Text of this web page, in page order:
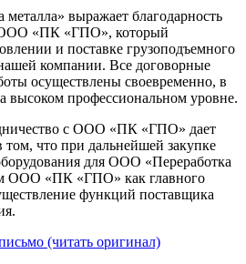
выражает благодарность
ООО «ПК «ГПО», который
и поставке грузоподъемного
компании. Все договорные
осуществлены своевременно, в
высоком профессиональном уровне.
с ООО «ПК «ГПО» дает
том, что при дальнейшей закупке
для ООО «Переработка
ООО «ПК «ГПО» как главного
функций поставщика
(читать оригинал)